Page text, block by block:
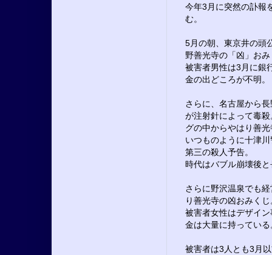
今年3月に突然の訃報
む。
5月の朝、東京井の頭
野善光寺の「凶」お
被害者男性は3月に銀
金の出どころが不明。
さらに、名古屋から
が注射針によって毒
グの中からやはり善
いつものように十津
第三の殺人予告。
時代はバブル崩壊後
さらに野沢温泉でも
り善光寺の凶おみく
被害者女性はデザイ
金は大量に持っている
被害者は3人とも3月